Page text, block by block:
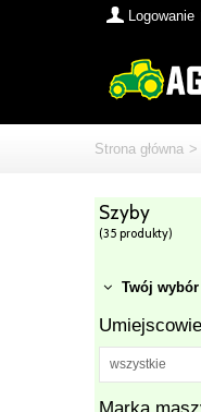
Logowanie
Strona główna >
Szyby
(35 produkty)
Twój wybór
wszystkie